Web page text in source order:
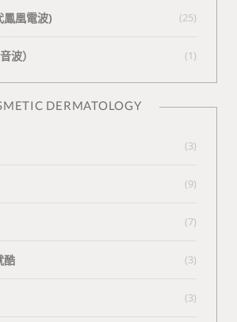
鳳凰電波) (25)
波） (1)
DERMATOLOGY
(3)
(9)
(7)
酷 (3)
(3)